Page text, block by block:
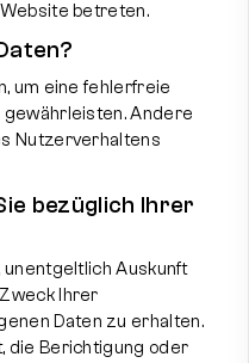
betreten.
um eine fehlerfreie
Andere
Nutzerverhaltens
bezüglich Ihrer
unentgeltlich Auskunft
Ihrer
Daten zu erhalten.
die Berichtigung oder